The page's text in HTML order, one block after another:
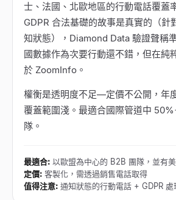
士、法國、北歐地區的行動電話覆蓋
GDPR 合法基礎的故事是真實的（針
知狀態），Diamond Data 驗證聲稱
國數據作為次要行動還不錯，但在純
於 ZoomInfo。
權衡是透明度不足—定價不公開，年
覆蓋範圍淺。最適合國際管道中
隊。
最適合: 以歐盟為中心的 B2B 團隊，並有
定價: 客製化，需透過銷售電話取得
值得注意: 通知狀態的行動電話 + GDPR 處